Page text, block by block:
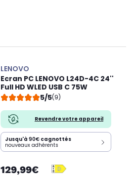
LENOVO
Ecran PC LENOVO L24D-4C 24''
Full HD WLED USB C 75W
5/5(9)
Revendre votre appareil
Jusqu'à 90€ cagnottés
nouveaux adhérents
129,99€